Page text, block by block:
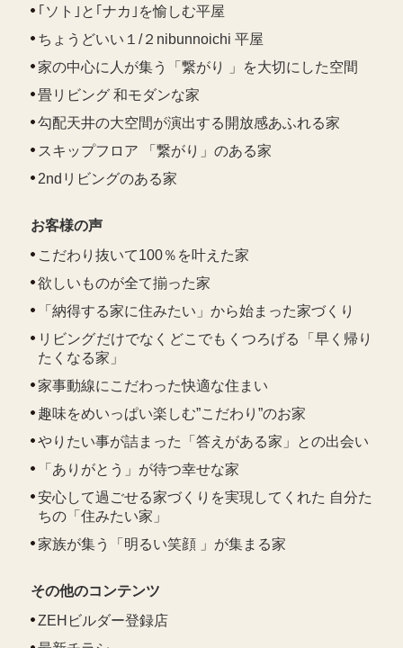
｢ソト｣と｢ナカ｣を愉しむ平屋
ちょうどいい１/２nibunnoichi 平屋
家の中心に人が集う「繋がり 」を大切にした空間
畳リビング 和モダンな家
勾配天井の大空間が演出する開放感あふれる家
スキップフロア 「繋がり」のある家
2ndリビングのある家
お客様の声
こだわり抜いて100％を叶えた家
欲しいものが全て揃った家
「納得する家に住みたい」から始まった家づくり
リビングだけでなくどこでもくつろげる「早く帰り
たくなる家」
家事動線にこだわった快適な住まい
趣味をめいっぱい楽しむ”こだわり”のお家
やりたい事が詰まった「答えがある家」との出会い
「ありがとう」が待つ幸せな家
安心して過ごせる家づくりを実現してくれた 自分た
ちの「住みたい家」
家族が集う「明るい笑顔 」が集まる家
その他のコンテンツ
ZEHビルダー登録店